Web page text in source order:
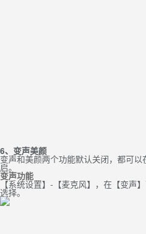
6、变声美颜
变声和美颜两个功能默认关闭，都可
启。
变声功能
【系统设置】-【麦克风】，在【变声
选择。